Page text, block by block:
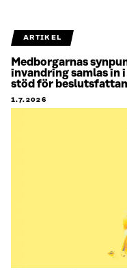
ARTIKEL
Medborgarnas
invandring samlas in
stöd för
1.7.2026